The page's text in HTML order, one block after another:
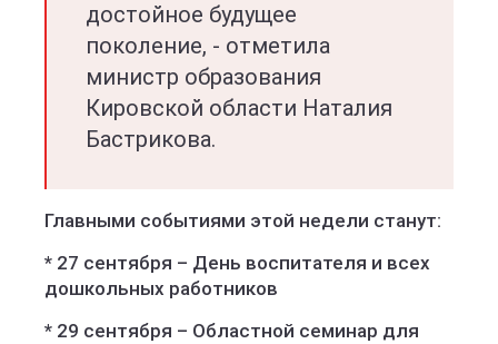
достойное будущее
поколение, - отметила
министр образования
Кировской области Наталия
Бастрикова.
Главными событиями этой недели станут:
* 27 сентября – День воспитателя и всех
дошкольных работников
* 29 сентября – Областной семинар для